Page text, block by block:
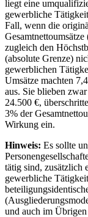
liegt eine
gewerbliche
Fall, wenn die
zugleich den
(absolute Grenze)
gewerblichen
Umsätze machten
aus. Sie blieben
24.500 €,
3% der
Wirkung ein.
Hinweis: Es sollte
tätig sind, zusätzlich
gewerbliche
und auch im